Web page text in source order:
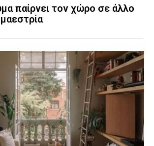
παίρνει τον χώρο σε άλλο